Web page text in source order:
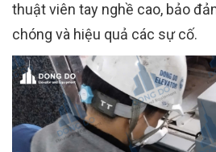
thuật viên tay nghề cao, bảo
chóng và hiệu quả các sự cố.